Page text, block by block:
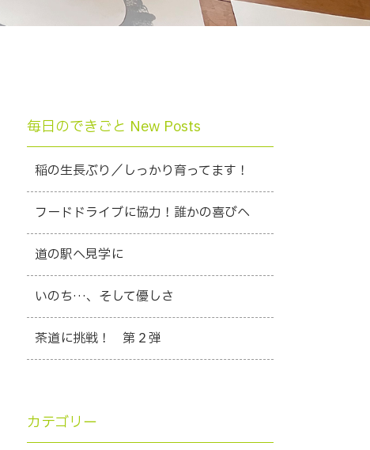
毎日のできごと New Posts
稲の生長ぶり／しっかり育ってます！
フードドライブに協力！誰かの喜びへ
道の駅へ見学に
いのち…、そして優しさ
茶道に挑戦！ 第２弾
カテゴリー